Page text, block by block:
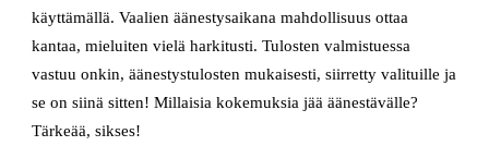
käyttämällä. Vaalien äänestysaikana mahdollisuus ottaa
kantaa, mieluiten vielä harkitusti. Tulosten valmistuessa
vastuu onkin, äänestystulosten mukaisesti, siirretty valituille ja
se on siinä sitten! Millaisia kokemuksia jää äänestävälle?
Tärkeää, sikses!